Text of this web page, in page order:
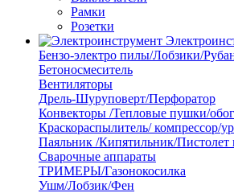
Рамки
Розетки
Бензо-электро пилы/Лобзики/
Бетоносмеситель
Вентиляторы
Дрель-Шуруповерт/Перфоратор
Конвекторы /Тепловые пушки/
Краскораспылитель/ компрессор/
Паяльник /Кипятильник/
Сварочные аппараты
ТРИМЕРЫ/Газонокосилка
Ушм/Лобзик/Фен